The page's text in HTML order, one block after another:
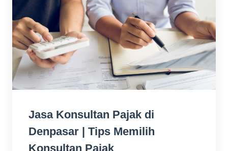
Jasa Konsultan Pajak di
Denpasar | Tips Memilih
Konsultan Pajak